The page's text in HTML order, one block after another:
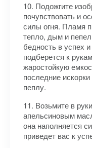
10. Подожгите
почувствовать и
силы огня. Пламя
тепло, дым и
бедность в успех
подберется к
жаростойкую
последние
пеплу.
11. Возьмите в
апельсиновым
она наполняется
приведет вас к